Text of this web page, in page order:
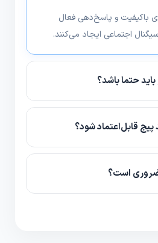
باکیفیت و پاسخ‌دهی فعال
سیگنال اجتماعی ایجاد می‌کنند.
حتما باشد؟
تماس و لینک عملیاتی مثل خرید
و مؤثر است.
قابل‌اعتماد شود؟
رشد ارگانیک و تقویتی، معمولاً
ضروری است؟